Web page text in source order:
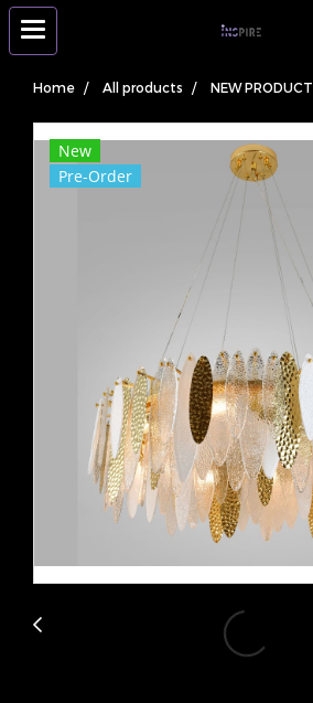
Home All products NEW PRODUCT
New
Pre-Order